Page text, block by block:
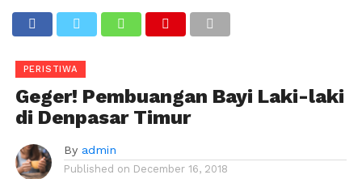
PERISTIWA
Geger! Pembuangan Bayi Laki-laki
di Denpasar Timur
By admin
Published on December 16, 2018